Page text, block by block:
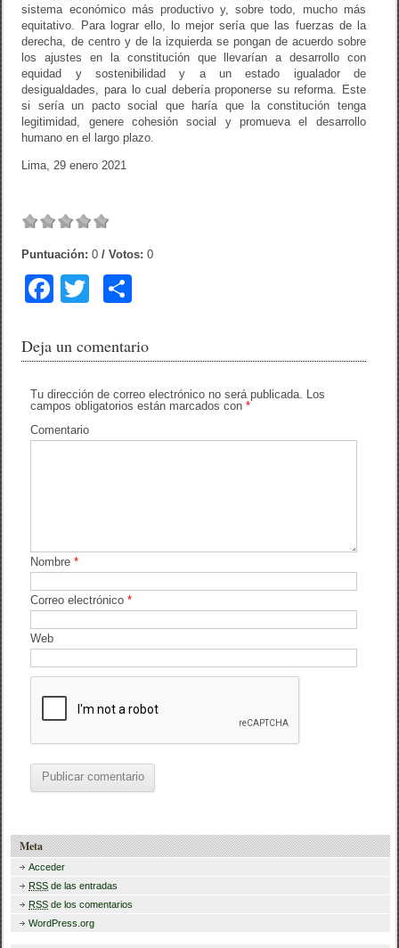
sistema económico más productivo y, sobre todo, mucho más
equitativo. Para lograr ello, lo mejor sería que las fuerzas de la
derecha, de centro y de la izquierda se pongan de acuerdo sobre
los ajustes en la constitución que llevarían a desarrollo con
equidad y sostenibilidad y a un estado igualador de
desigualdades, para lo cual debería proponerse su reforma. Este
si sería un pacto social que haría que la constitución tenga
legitimidad, genere cohesión social y promueva el desarrollo
humano en el largo plazo.
Lima, 29 enero 2021
Puntuación:0 / Votos:0
F
c
b
o
T
tt
m
ar
Deja un comentario
Tu dirección de correo electrónico no será publicada. Los
campos obligatorios están marcados con*
Comentario
Nombre*
Correo electrónico*
Web
Meta
Acceder
RSS de las entradas
RSS de los comentarios
WordPress.org